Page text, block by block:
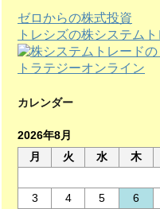
ブ
ゼロからの株式投資
トレシズの株システム
カレンダー
2026年8月
月
火 水 木
3
4 5 6